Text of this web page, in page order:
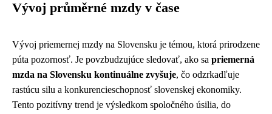
Vývoj průměrné mzdy v čase
Vývoj priemernej mzdy na Slovensku je témou, ktorá prirodzene
púta pozornosť. Je povzbudzujúce sledovať, ako sa priemerná
mzda na Slovensku kontinuálne zvyšuje, čo odzrkadľuje
rastúcu silu a konkurencieschopnosť slovenskej ekonomiky.
Tento pozitívny trend je výsledkom spoločného úsilia, do